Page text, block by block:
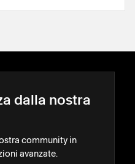
dalla nostra
community in
avanzate.